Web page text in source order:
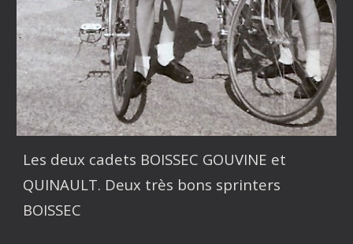
Les deux cadets BOISSEC GOUVINE et
QUINAULT. Deux très bons sprinters
BOISSEC